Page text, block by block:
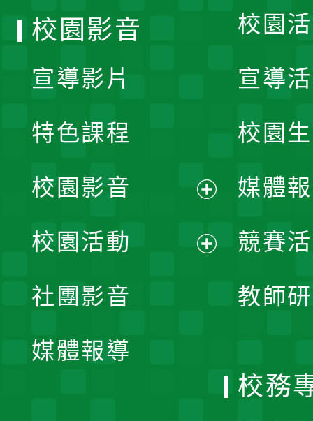
校園
宣導
校園
媒體
競賽
教師
校園影音
宣導影片
特色課程
校園影音
開
校園活動
社團影音
媒體報導
校務